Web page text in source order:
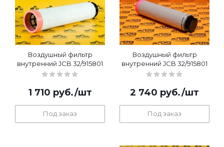
Воздушный фильтр
внутренний JCB 32/915801
1 710 руб./шт
Под заказ
Воздушный фильтр
внутренний JCB 32/915801
2 740 руб./шт
Под заказ